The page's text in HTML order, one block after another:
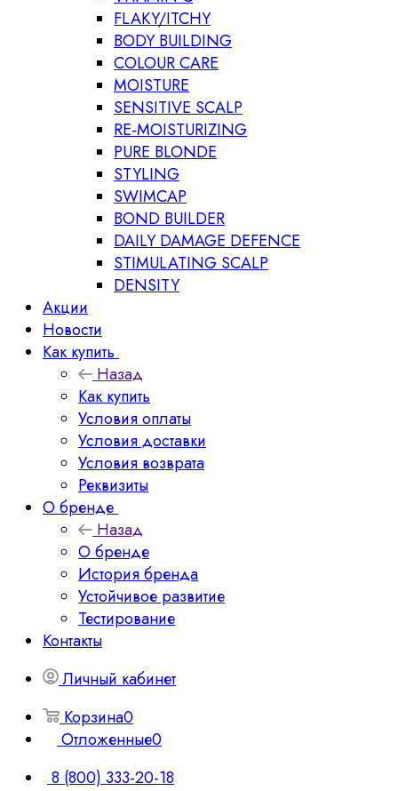
FLAKY/ITCHY
BODY BUILDING
COLOUR CARE
MOISTURE
SENSITIVE SCALP
RE-MOISTURIZING
PURE BLONDE
STYLING
SWIMCAP
BOND BUILDER
DAILY DAMAGE DEFENCE
STIMULATING SCALP
DENSITY
Акции
Новости
Как купить
Назад
Как купить
Условия оплаты
Условия доставки
Условия возврата
Реквизиты
О бренде
Назад
О бренде
История бренда
Устойчивое развитие
Тестирование
Контакты
Личный кабинет
Корзина0
Отложенные0
8 (800) 333-20-18